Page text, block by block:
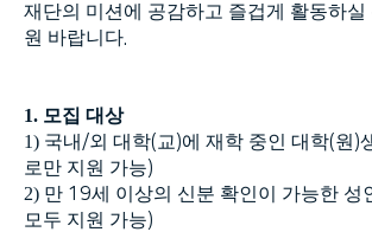
재단의 미션에 공감하고 즐겁게 활동하실
원 바랍니다.
1. 모집 대상
1) 국내 /외 대학(교)에 재학 중인 대학(원 )
로만 지원 가능)
2) 만 19세 이상의 신분 확인이 가능한 성
모두 지원 가능)